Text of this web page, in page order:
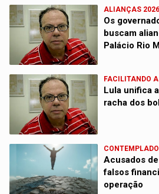
ALIANÇAS 2026
Os
buscam
Palácio Rio
FACILITANDO
Lula unifica
racha dos
Acusados
falsos
operação